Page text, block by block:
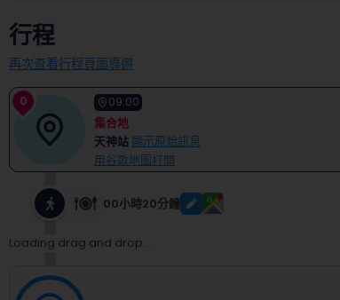
mark
key
to
get
the
keyboard
shortcuts
changing
dates.
行程
再次查看行程頁面導遊
0 09:00
集合地
天神站 顯示原始訊息
用谷歌地圖打開
00小時20分鐘
Loading drag and drop...